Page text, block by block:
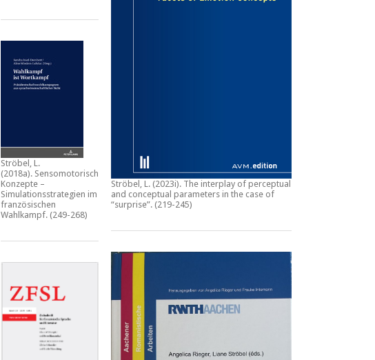
Ströbel, L.
(2018a). Sensomotorische
Konzepte –
Simulationsstrategien im
französischen
Wahlkampf.(249-268)
Ströbel, L. (2023i). The interplay of perceptual
and conceptual parameters in the case of
“surprise”. (219-245)